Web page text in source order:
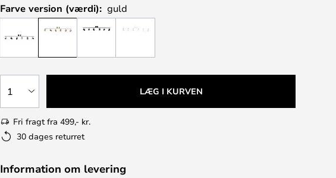
Farve version (værdi): guld
1 LÆG I KURVEN
Fri fragt fra 499,- kr.
30 dages returret
Information om levering